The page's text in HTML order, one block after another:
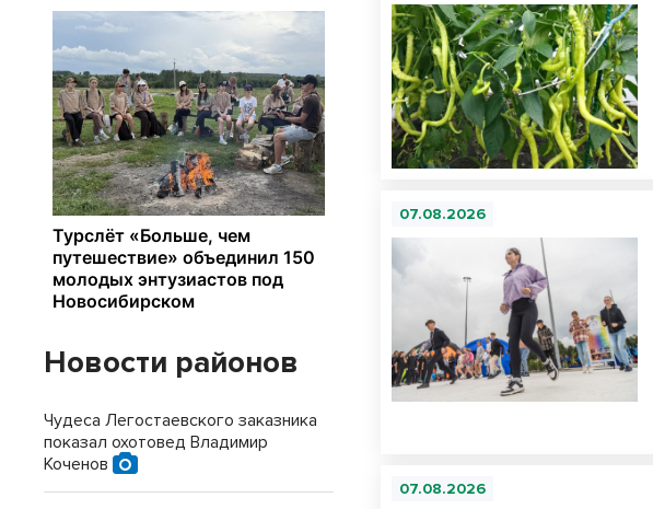
07.08.2026
07.08.2026
Новости районов
Чудеса Легостаевского заказника
показал охотовед Владимир
Коченов